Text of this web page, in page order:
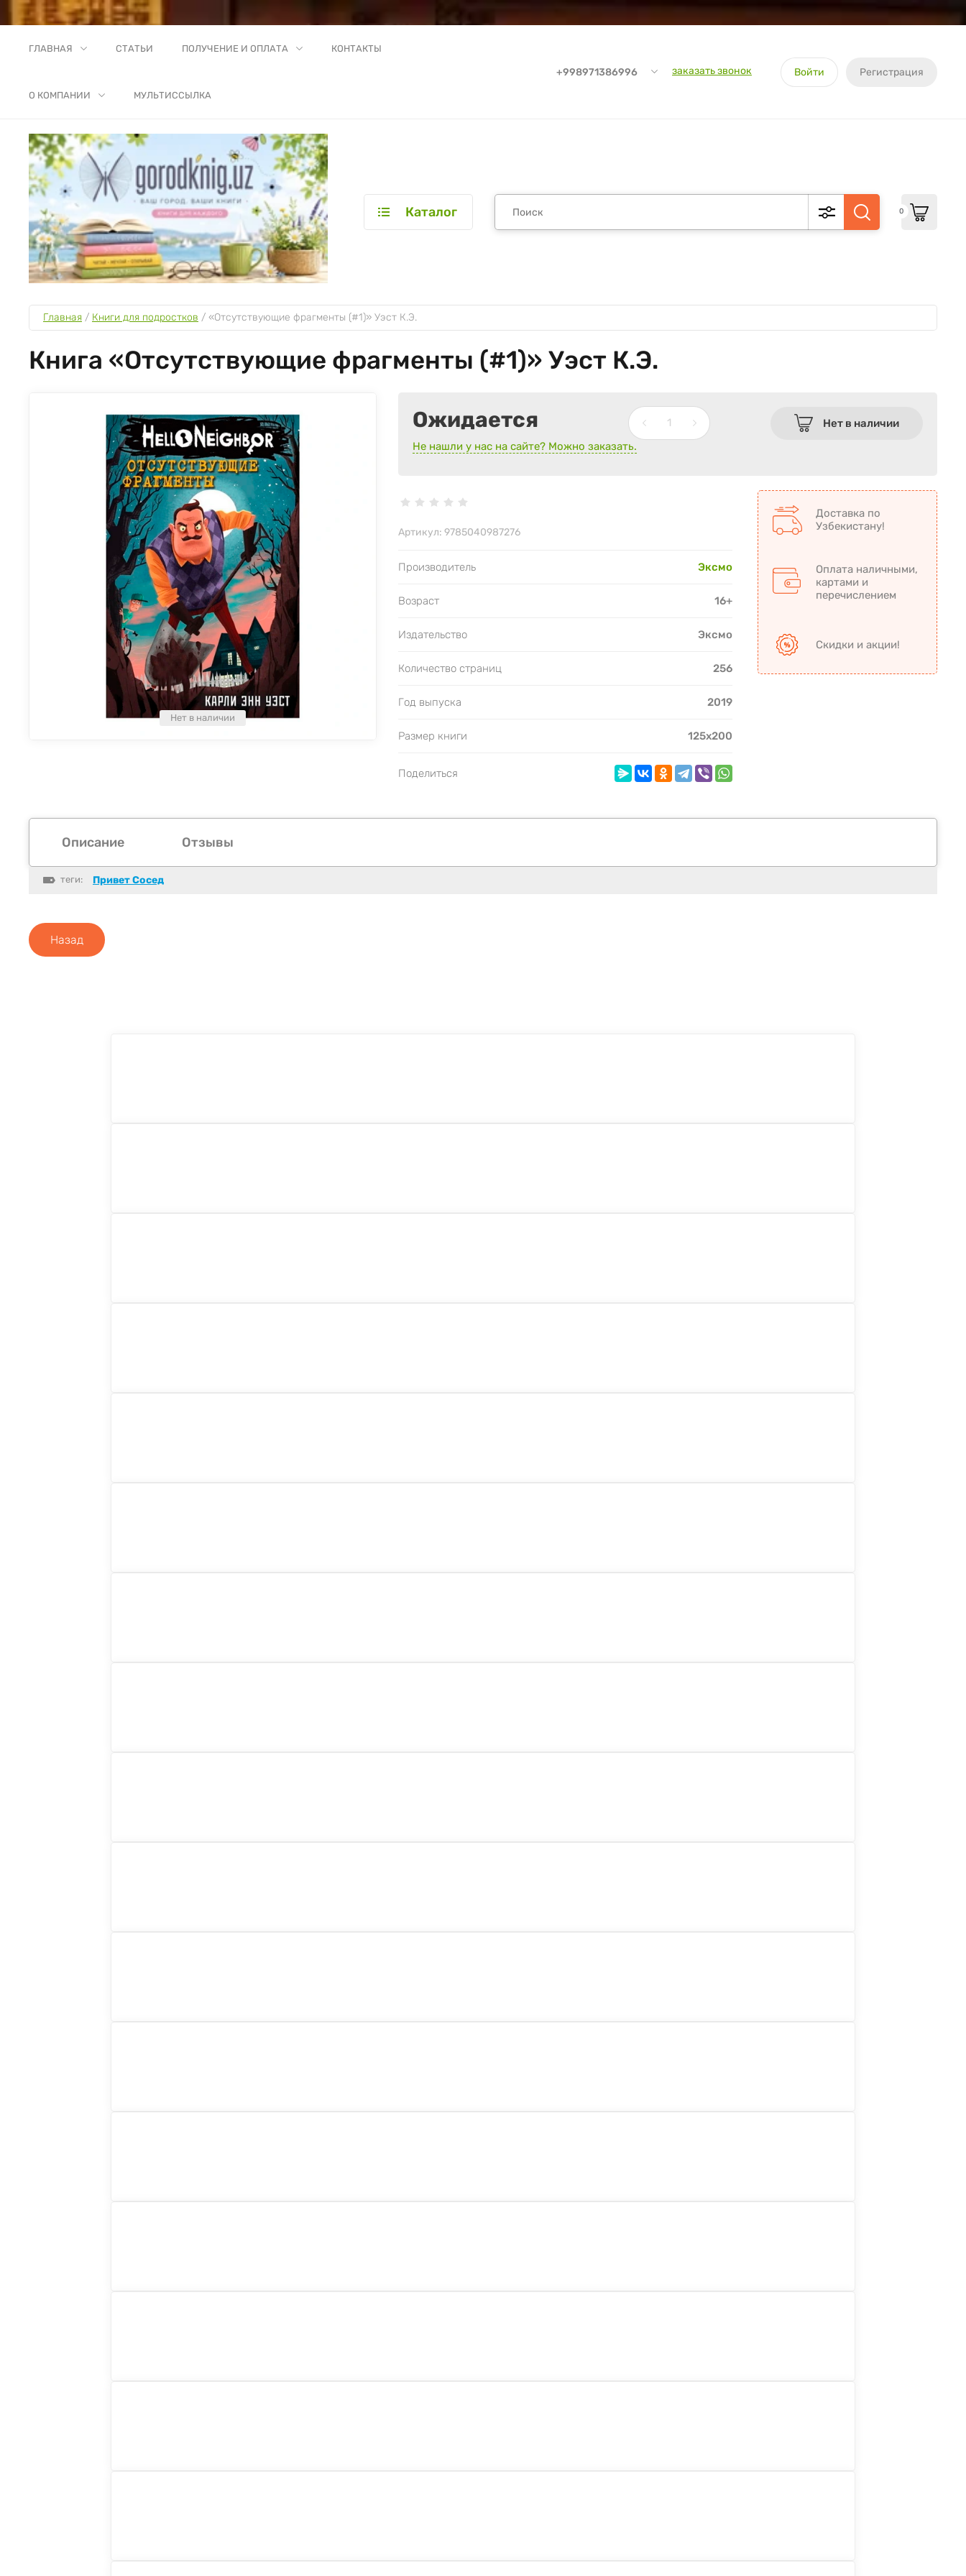
ГЛАВНАЯ СТАТЬИ ПОЛУЧЕНИЕ И ОПЛАТА КОНТАКТЫ
О КОМПАНИИ МУЛЬТИССЫЛКА
+998971386996 заказать звонок Войти Регистрация
Каталог 0
Главная / Книги для подростков / «Отсутствующие фрагменты (#1)» Уэст К.Э.
Книга «Отсутствующие фрагменты (#1)» Уэст К.Э.
Нет в наличии
Ожидается
Нет в наличии
Не нашли у нас на сайте? Можно заказать.
Артикул: 9785040987276
Производитель Эксмо
Возраст 16+
Издательство Эксмо
Количество страниц 256
Год выпуска 2019
Размер книги 125х200
Поделиться
Доставка по
Узбекистану!
Оплата наличными,
картами и
перечислением
Скидки и акции!
Описание Отзывы
теги: Привет Сосед
Назад